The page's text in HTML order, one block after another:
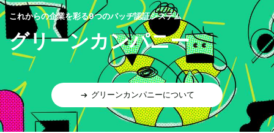
これからの企業を彩る9つのバッヂ認証システム
グリーンカンパニー
グリーンカンパニーについて